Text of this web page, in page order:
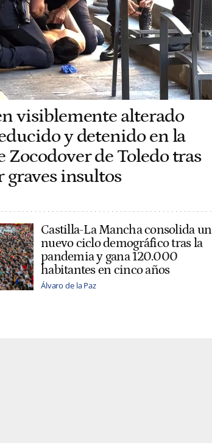
visiblemente alterado
y detenido en la
Zocodover de Toledo tras
insultos
Castilla-La Mancha consolida un
nuevo ciclo demográfico tras la
pandemia y gana 120.000
habitantes en cinco años
Álvaro de la Paz